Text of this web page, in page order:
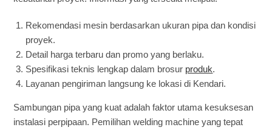
Rekomendasi mesin berdasarkan ukuran pipa dan kondisi
proyek.
Detail harga terbaru dan promo yang berlaku.
Spesifikasi teknis lengkap dalam brosur produk.
Layanan pengiriman langsung ke lokasi di Kendari.
Sambungan pipa yang kuat adalah faktor utama kesuksesan
instalasi perpipaan. Pemilihan welding machine yang tepat